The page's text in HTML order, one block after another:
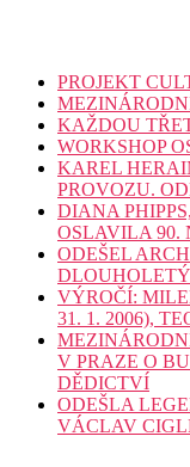
PROJEKT
KAŽDOU
WORKSHOP
KAREL
PROVOZU.
DIANA
OSLAVILA 90.
ODEŠEL
VÝROČÍ:
31. 1. 2006),
V PRAZE O
DĚDICTVÍ
ODEŠLA
VÁCLAV